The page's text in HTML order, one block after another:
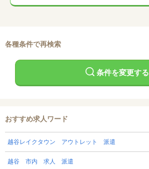
各種条件で再検索
条件を変更する
おすすめ求人ワード
越谷レイクタウン アウトレット 派遣
越谷 市内 求人 派遣